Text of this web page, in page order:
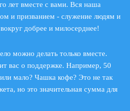
лет вместе с вами. Вся наша
и призванием - служение людям и
добрее и милосерднее!
можно делать только вместе.
вас о поддержке. Например, 50
мало? Чашка кофе? Это не так
но это значительная сумма для